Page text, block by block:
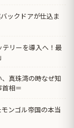
ックドアが仕込ま
テリーを導入へ！最
真珠湾の時なぜ知
相＝
ンゴル帝国の本当